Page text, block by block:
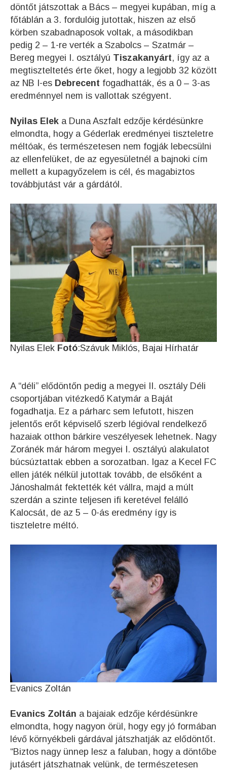
döntőt játszottak a Bács – megyei kupában, míg a
főtáblán a 3. fordulóig jutottak, hiszen az első
körben szabadnaposok voltak, a másodikban
pedig 2 – 1-re verték a Szabolcs – Szatmár –
Bereg megyei I. osztályú Tiszakanyárt, így az a
megtiszteltetés érte őket, hogy a legjobb 32 között
az NB I-es Debrecent fogadhatták, és a 0 – 3-as
eredménnyel nem is vallottak szégyent.
Nyilas Elek a Duna Aszfalt edzője kérdésünkre
elmondta, hogy a Géderlak eredményei tiszteletre
méltóak, és természetesen nem fogják lebecsülni
az ellenfelüket, de az egyesületnél a bajnoki cím
mellett a kupagyőzelem is cél, és magabiztos
továbbjutást vár a gárdától.
Nyilas Elek Fotó:Szávuk Miklós, Bajai Hírhatár
A “déli” elődöntőn pedig a megyei II. osztály Déli
csoportjában vitézkedő Katymár a Baját
fogadhatja. Ez a párharc sem lefutott, hiszen
jelentős erőt képviselő szerb légióval rendelkező
hazaiak otthon bárkire veszélyesek lehetnek. Nagy
Zoránék már három megyei I. osztályú alakulatot
búcsúztattak ebben a sorozatban. Igaz a Kecel FC
ellen játék nélkül jutottak tovább, de elsőként a
Jánoshalmát fektették két vállra, majd a múlt
szerdán a szinte teljesen ifi keretével felálló
Kalocsát, de az 5 – 0-ás eredmény így is
tiszteletre méltó.
Evanics Zoltán
Evanics Zoltán a bajaiak edzője kérdésünkre
elmondta, hogy nagyon örül, hogy egy jó formában
lévő környékbeli gárdával játszhatják az elődöntőt.
“Biztos nagy ünnep lesz a faluban, hogy a döntőbe
jutásért játszhatnak velünk, de természetesen